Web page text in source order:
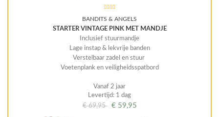
BANDITS & ANGELS
STARTER VINTAGE PINK MET MANDJE
Inclusief stuurmandje
Lage instap & lekvrije banden
Verstelbaar zadel en stuur
Voetenplank en veiligheidsspatbord
Vanaf 2 jaar
Levertijd: 1 dag
€69,95 € 59,95